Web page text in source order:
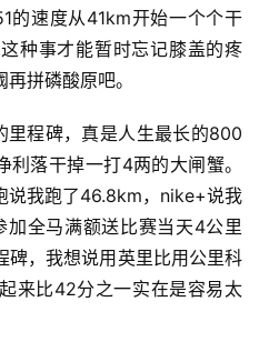
的速度从41km开始一个个干
种事才能暂时忘记膝盖的疼
拼磷酸原吧。
程碑，真是人生最长的800
落干掉一打4两的大闸蟹。
说我跑了46.8km，nike+说我
全马满额送比赛当天4公里
碑，我想说用英里比用公里科
来比42分之一实在是容易太